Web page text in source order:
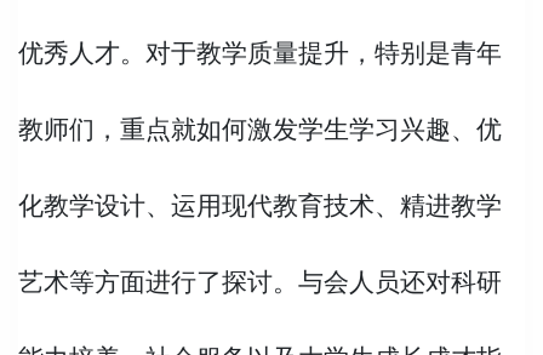
优秀人才。对于教学质量提升，特别是青年
教师们，重点就如何激发学生学习兴趣、优
化教学设计、运用现代教育技术、精进教学
艺术等方面进行了探讨。与会人员还对科研